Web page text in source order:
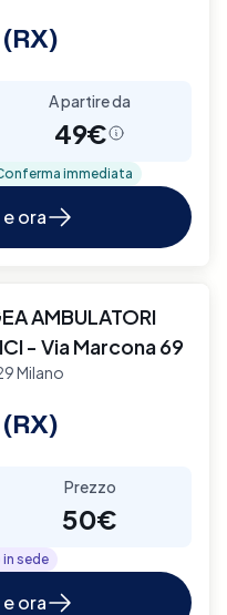
A partire da
49€
immediata
ora
AMBULATORI
- Via Marcona 69
Milano
Prezzo
50€
sede
ora